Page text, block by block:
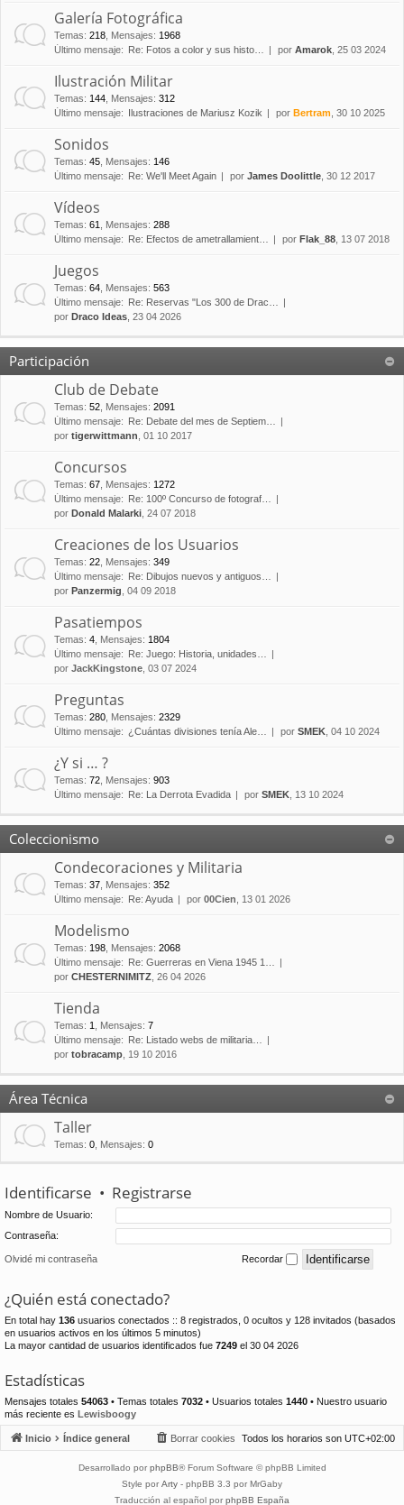
Galería Fotográfica
Temas: 218 Mensajes: 1968
Último mensaje:
Re: Fotos a color y sus histo… por Amarok , 25 03 2024
Ilustración Militar
Temas: 144 Mensajes: 312
Último mensaje:
Ilustraciones de Mariusz Kozik por Bertram , 30 10 2025
Sonidos
Temas: 45 Mensajes: 146
Último mensaje:
Re: We'll Meet Again por James Doolittle , 30 12 2017
Vídeos
Temas: 61 Mensajes: 288
Último mensaje:
Re: Efectos de ametrallamient… por Flak_88 , 13 07 2018
Juegos
Temas: 64 Mensajes: 563
Último mensaje:
Re: Reservas "Los 300 de Drac…
por Draco Ideas , 23 04 2026
Participación
Club de Debate
Temas: 52 Mensajes: 2091
Último mensaje:
Re: Debate del mes de Septiem…
por tigerwittmann , 01 10 2017
Concursos
Temas: 67 Mensajes: 1272
Último mensaje:
Re: 100º Concurso de fotograf…
por Donald Malarki , 24 07 2018
Creaciones de los Usuarios
Temas: 22 Mensajes: 349
Último mensaje:
Re: Dibujos nuevos y antiguos…
por Panzermig , 04 09 2018
Pasatiempos
Temas: 4 Mensajes: 1804
Último mensaje:
Re: Juego: Historia, unidades…
por JackKingstone , 03 07 2024
Preguntas
Temas: 280 Mensajes: 2329
Último mensaje: ¿Cuántas divisiones tenía Ale… por SMEK , 04 10 2024
¿Y si … ?
Temas: 72 Mensajes: 903
Último mensaje:
Re: La Derrota Evadida por SMEK , 13 10 2024
Coleccionismo
Condecoraciones y Militaria
Temas: 37 Mensajes: 352
Último mensaje:
Re: Ayuda por 00Cien , 13 01 2026
Modelismo
Temas: 198 Mensajes: 2068
Último mensaje:
Re: Guerreras en Viena 1945 1…
por CHESTERNIMITZ , 26 04 2026
Tienda
Temas: 1 Mensajes: 7
Último mensaje:
Re: Listado webs de militaria…
por tobracamp , 19 10 2016
Área Técnica
Taller
Temas: 0 Mensajes: 0
Identificarse • Registrarse
Nombre de Usuario:
Contraseña:
Olvidé mi contraseña Recordar
¿Quién está conectado?
En total hay 136 usuarios conectados :: 8 registrados, 0 ocultos y 128 invitados (basados
en usuarios activos en los últimos 5 minutos)
La mayor cantidad de usuarios identificados fue 7249 el 30 04 2026
Estadísticas
Mensajes totales 54063 • Temas totales 7032 • Usuarios totales 1440 • Nuestro usuario
más reciente es Lewisboogy
Inicio Índice general Todos los horarios son UTC+02:00
Borrar cookies
Desarrollado por phpBB® Forum Software © phpBB Limited
Style por Arty - phpBB 3.3 por MrGaby
Traducción al español por phpBB España